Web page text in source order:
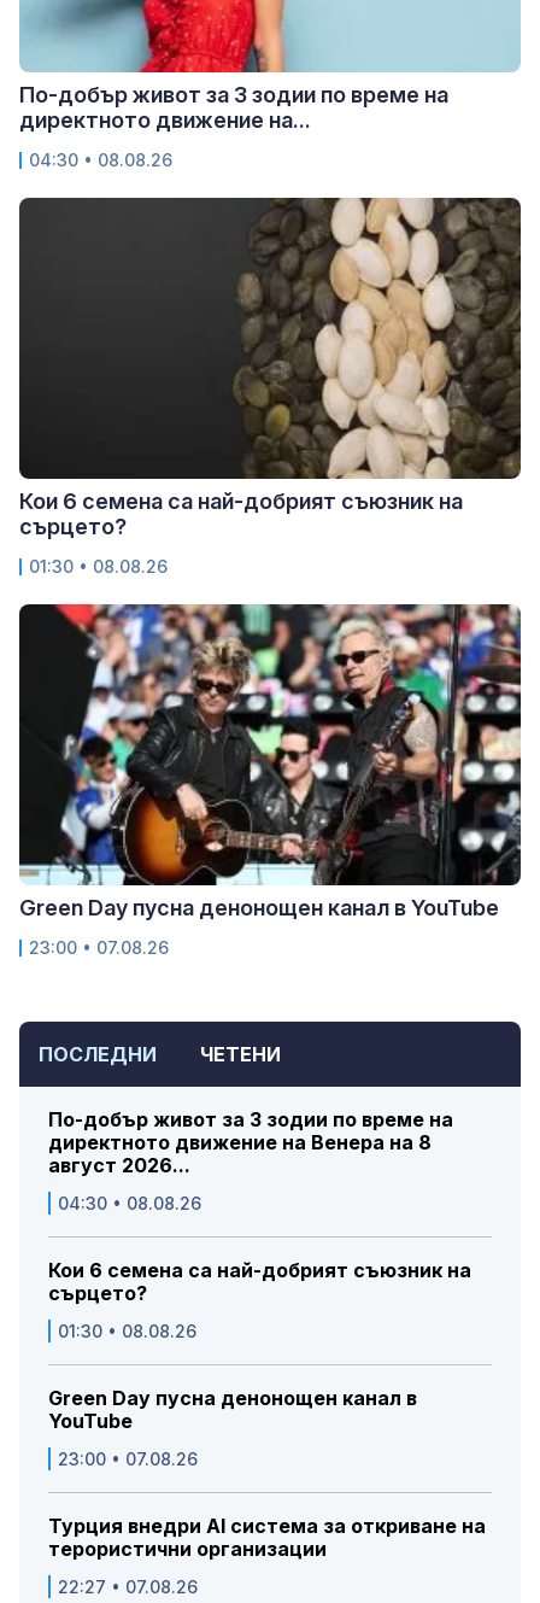
ПОСЛЕДНИ ЧЕТЕНИ
По-добър живот за 3 зодии по време на
директното движение на Венера на 8
август 2026...
04:30 • 08.08.26
Кои 6 семена са най-добрият съюзник на
сърцето?
01:30 • 08.08.26
Green Day пусна денонощен канал в
YouTube
23:00 • 07.08.26
Турция внедри AI система за откриване на
терористични организации
22:27 • 07.08.26
По-добър живот за 3 зодии по време на
директното движение на...
04:30 • 08.08.26
Кои 6 семена са най-добрият съюзник на
сърцето?
01:30 • 08.08.26
Green Day пусна денонощен канал в YouTube
23:00 • 07.08.26